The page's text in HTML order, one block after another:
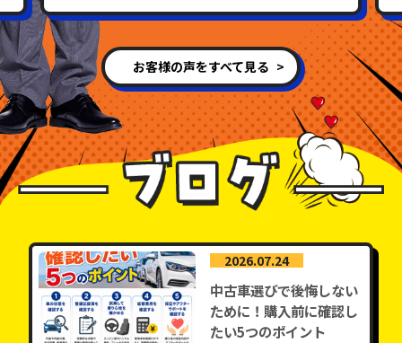
お客様の声をすべて見る
2026.07.24
中古車選びで後悔しない
ために！購入前に確認し
たい5つのポイント